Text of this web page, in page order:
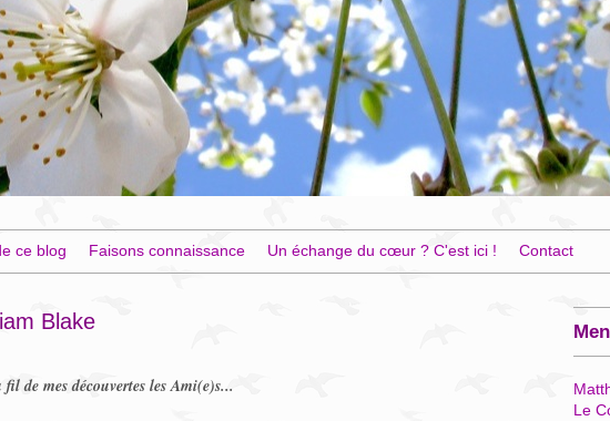
ce blog Faisons connaissance Un échange du cœur ? C'est ici ! Contact
Blake
de mes découvertes les Ami(e)s...
Le